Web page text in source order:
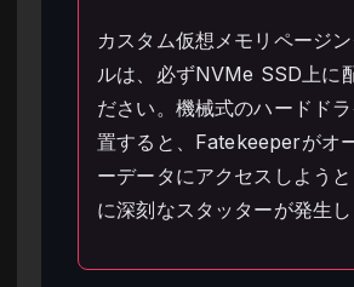
カスタム仮想メモリページ
ルは、必ずNVMe SSD上に
ださい。機械式のハードド
置すると、Fatekeeperがオ
ーデータにアクセスしよう
に深刻なスタッターが発生し